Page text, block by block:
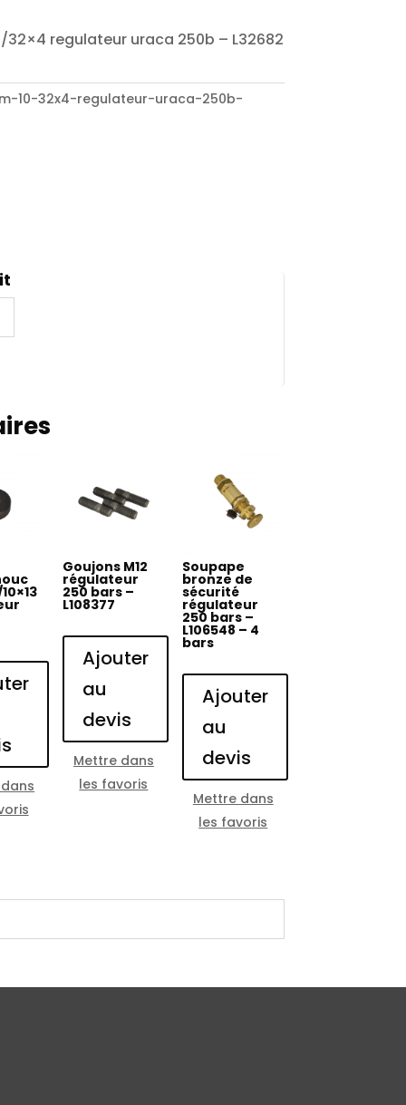
32×4 regulateur uraca 250b – L32682
10-32x4-regulateur-uraca-250b-
Goujons M12
régulateur
250 bars –
L108377
Ajouter
au
devis
Mettre dans
les favoris
Soupape
bronze de
sécurité
régulateur
250 bars –
L106548 – 4
bars
Ajouter
au
devis
Mettre dans
les favoris